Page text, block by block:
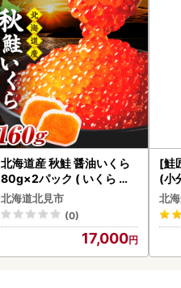
北海道産 秋鮭 醤油いくら
80g×2パック ( いくら イ
クラ 魚卵 鮭 サケ さけ 鮭い
くら 醤油漬け パック 北海
道産 ふるさと納税 秋鮭 )【
北海道北見市
(0)
17,000
[鮭
(小
5
北